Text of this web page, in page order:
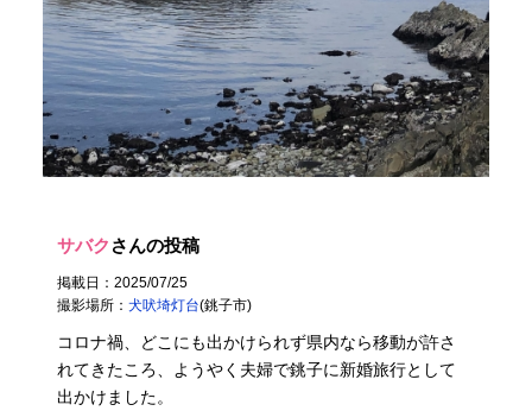
サバク さんの投稿
掲載日：2025/07/25
撮影場所：犬吠埼灯台(銚子市)
コロナ禍、どこにも出かけられず県内なら移動が許さ
れてきたころ、ようやく夫婦で銚子に新婚旅行として
出かけました。